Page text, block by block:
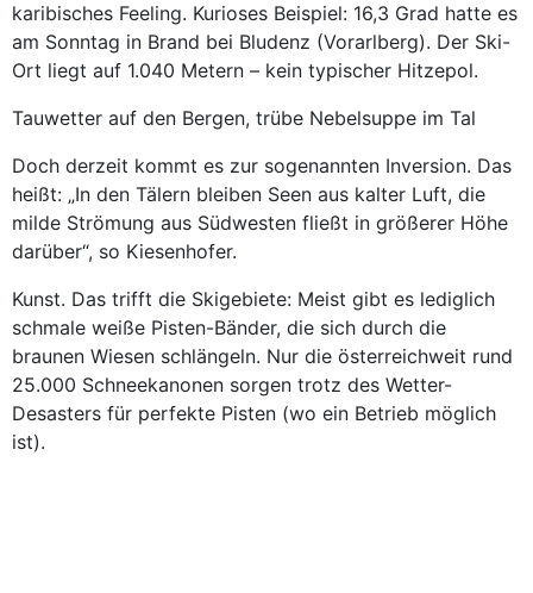
karibisches Feeling. Kurioses Beispiel: 16,3 Grad hatte es
am Sonntag in Brand bei Bludenz (Vorarlberg). Der Ski-
Ort liegt auf 1.040 Metern – kein typischer Hitzepol.
Tauwetter auf den Bergen, trübe Nebelsuppe im Tal
Doch derzeit kommt es zur sogenannten Inversion. Das
heißt: „In den Tälern bleiben Seen aus kalter Luft, die
milde Strömung aus Südwesten fließt in größerer Höhe
darüber“, so Kiesenhofer.
Kunst. Das trifft die Skigebiete: Meist gibt es lediglich
schmale weiße Pisten-Bänder, die sich durch die
braunen Wiesen schlängeln. Nur die österreichweit rund
25.000 Schneekanonen sorgen trotz des Wetter-
Desasters für perfekte Pisten (wo ein Betrieb möglich
ist).